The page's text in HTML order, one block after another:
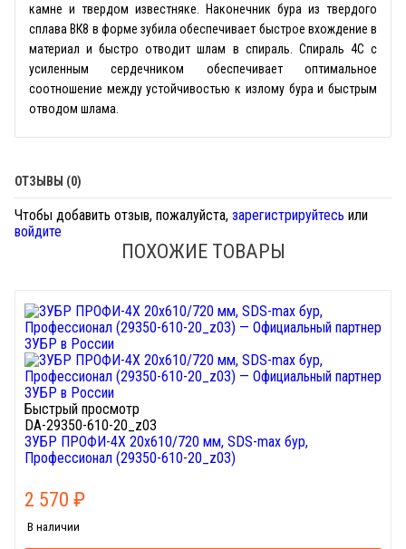
камне и твердом известняке. Наконечник бура из твердого
сплава ВК8 в форме зубила обеспечивает быстрое вхождение в
материал и быстро отводит шлам в спираль. Спираль 4С с
усиленным сердечником обеспечивает оптимальное
соотношение между устойчивостью к излому бура и быстрым
отводом шлама.
ОТЗЫВЫ (0)
Чтобы добавить отзыв, пожалуйста, зарегистрируйтесь или
войдите
ПОХОЖИЕ ТОВАРЫ
Быстрый просмотр
DA-29350-610-20_z03
ЗУБР ПРОФИ-4Х 20x610/720 мм, SDS-max бур,
Профессионал (29350-610-20_z03)
2 570 ₽
В наличии